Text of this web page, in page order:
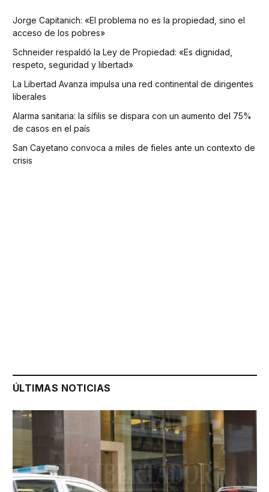
Jorge Capitanich: «El problema no es la propiedad, sino el
acceso de los pobres»
Schneider respaldó la Ley de Propiedad: «Es dignidad,
respeto, seguridad y libertad»
La Libertad Avanza impulsa una red continental de dirigentes
liberales
Alarma sanitaria: la sífilis se dispara con un aumento del 75%
de casos en el país
San Cayetano convoca a miles de fieles ante un contexto de
crisis
ÚLTIMAS NOTICIAS